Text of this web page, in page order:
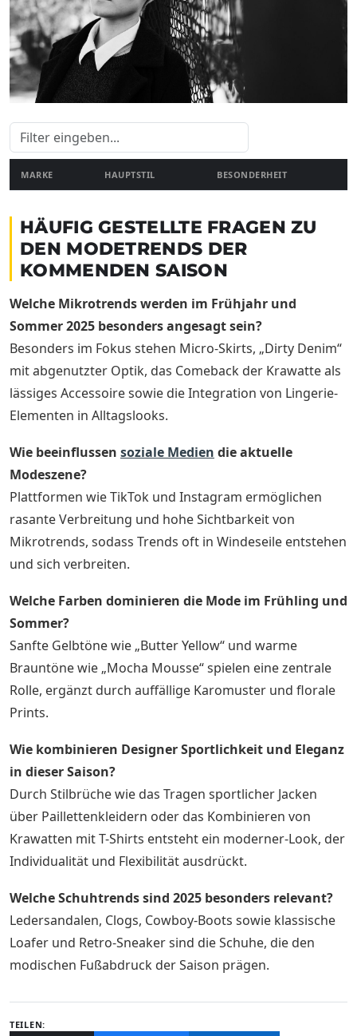
MARKE HAUPTSTIL BESONDERHEIT
HÄUFIG GESTELLTE FRAGEN ZU
DEN MODETRENDS DER
KOMMENDEN SAISON
Welche Mikrotrends werden im Frühjahr und
Sommer 2025 besonders angesagt sein?
Besonders im Fokus stehen Micro-Skirts, „Dirty Denim“
mit abgenutzter Optik, das Comeback der Krawatte als
lässiges Accessoire sowie die Integration von Lingerie-
Elementen in Alltagslooks.
Wie beeinflussen soziale Medien die aktuelle
Modeszene?
Plattformen wie TikTok und Instagram ermöglichen
rasante Verbreitung und hohe Sichtbarkeit von
Mikrotrends, sodass Trends oft in Windeseile entstehen
und sich verbreiten.
Welche Farben dominieren die Mode im Frühling und
Sommer?
Sanfte Gelbtöne wie „Butter Yellow“ und warme
Brauntöne wie „Mocha Mousse“ spielen eine zentrale
Rolle, ergänzt durch auffällige Karomuster und florale
Prints.
Wie kombinieren Designer Sportlichkeit und Eleganz
in dieser Saison?
Durch Stilbrüche wie das Tragen sportlicher Jacken
über Paillettenkleidern oder das Kombinieren von
Krawatten mit T-Shirts entsteht ein moderner-Look, der
Individualität und Flexibilität ausdrückt.
Welche Schuhtrends sind 2025 besonders relevant?
Ledersandalen, Clogs, Cowboy-Boots sowie klassische
Loafer und Retro-Sneaker sind die Schuhe, die den
modischen Fußabdruck der Saison prägen.
TEILEN: